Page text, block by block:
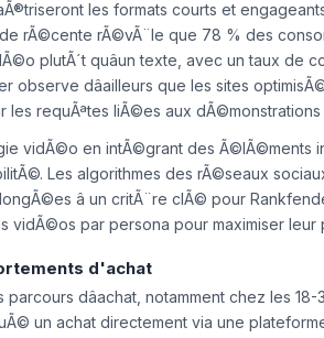
une nÃ©cessitÃ© pour capter lâattention
les formats courts et
rÃ©cente rÃ©vÃ¨le que 78 % des
plutÃ´t quâun texte, avec un taux de
observe dâailleurs que les sites
requÃªtes liÃ©es aux dÃ©monstrations
vidÃ©o en intÃ©grant des Ã©lÃ©ments
Les algorithmes des rÃ©seaux
â un critÃ¨re clÃ© pour
d'achat
dâachat, notamment chez les 18-